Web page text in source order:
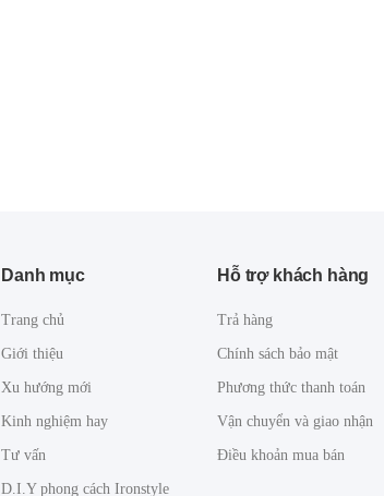
Danh mục
Trang chủ
Giới thiệu
Xu hướng mới
Kinh nghiệm hay
Tư vấn
D.I.Y phong cách Ironstyle
Hỗ trợ khách hàng
Trả hàng
Chính sách bảo mật
Phương thức thanh toán
Vận chuyển và giao nhận
Điều khoản mua bán